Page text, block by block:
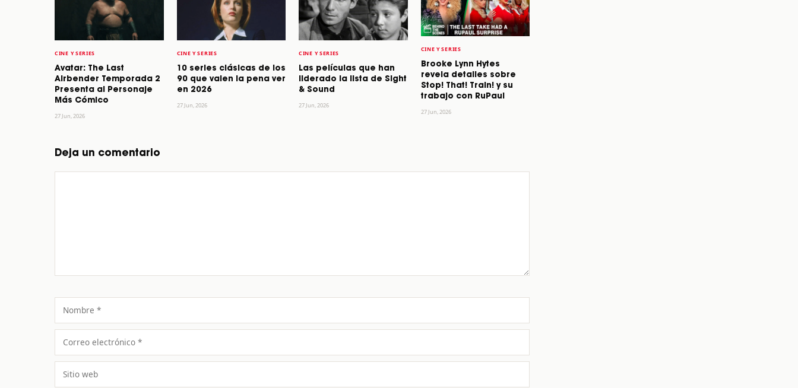
CINE Y SERIES
Avatar: The Last
Airbender Temporada 2
Presenta al Personaje
Más Cómico
27 Jun, 2026
CINE Y SERIES
10 series clásicas de los
90 que valen la pena ver
en 2026
27 Jun, 2026
CINE Y SERIES
Las películas que han
liderado la lista de Sight
& Sound
27 Jun, 2026
CINE Y SERIES
Brooke Lynn Hytes
revela detalles sobre
Stop! That! Train! y su
trabajo con RuPaul
27 Jun, 2026
Deja un comentario
Comentario
Nombre
Correo
electrónico
Sitio
web